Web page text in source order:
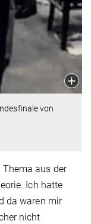
von
aus der
Ich hatte
da waren mir
nicht